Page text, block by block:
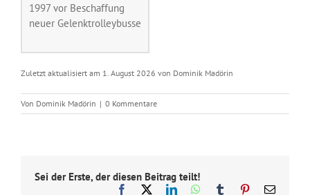
1997 vor Beschaffung
neuer Gelenktrolleybusse
Zuletzt aktualisiert am 1. August 2026 von Dominik Madörin
Von Dominik Madörin | 0 Kommentare
Sei der Erste, der diesen Beitrag teilt!
Facebook LinkedInWhatsApp
Tumblr Pinterest
E-